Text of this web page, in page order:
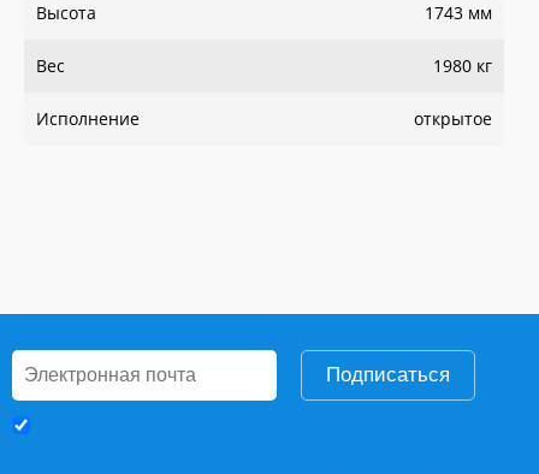
Высота 1743 мм
Вес 1980 кг
Исполнение открытое
Подписаться